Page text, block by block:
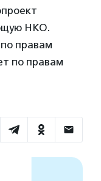
НКО.
правам
по правам